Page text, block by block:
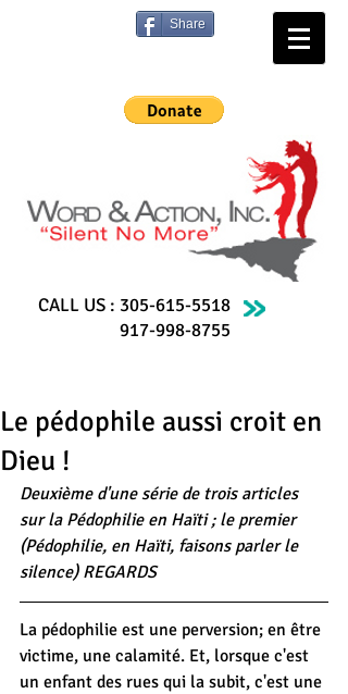
Share
CALL US : 305-615-5518
917-998-8755
Le pédophile aussi croit en
Dieu !
Deuxième d'une série de trois articles
sur la Pédophilie en Haïti ; le premier
(Pédophilie, en Haïti, faisons parler le
silence) REGARDS
La pédophilie est une perversion; en être
victime, une calamité. Et, lorsque c'est
un enfant des rues qui la subit, c'est une